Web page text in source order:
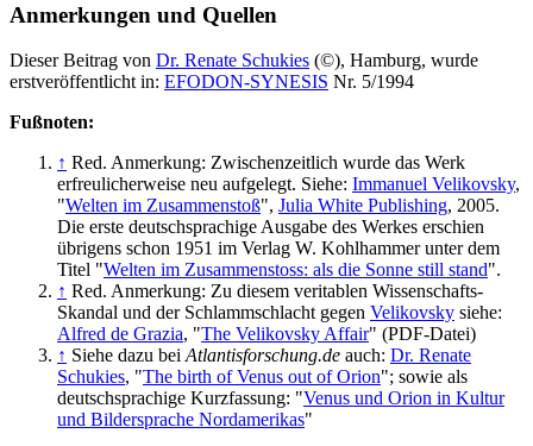
Anmerkungen und Quellen
Dieser Beitrag von Dr. Renate Schukies (©), Hamburg, wurde
erstveröffentlicht in: EFODON-SYNESIS Nr. 5/1994
Fußnoten:
↑ Red. Anmerkung: Zwischenzeitlich wurde das Werk
erfreulicherweise neu aufgelegt. Siehe: Immanuel Velikovsky,
"Welten im Zusammenstoß", Julia White Publishing, 2005.
Die erste deutschsprachige Ausgabe des Werkes erschien
übrigens schon 1951 im Verlag W. Kohlhammer unter dem
Titel "Welten im Zusammenstoss: als die Sonne still stand".
↑ Red. Anmerkung: Zu diesem veritablen Wissenschafts-
Skandal und der Schlammschlacht gegen Velikovsky siehe:
Alfred de Grazia, "The Velikovsky Affair" (PDF-Datei)
↑ Siehe dazu beiAtlantisforschung.de auch: Dr. Renate
Schukies, "The birth of Venus out of Orion"; sowie als
deutschsprachige Kurzfassung: "Venus und Orion in Kultur
und Bildersprache Nordamerikas"